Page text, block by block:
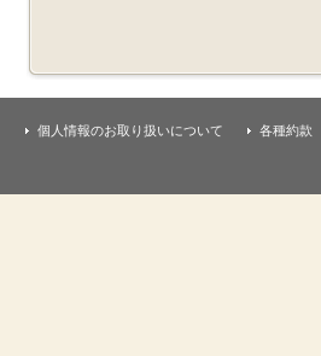
個人情報のお取り扱いについて 各種約款